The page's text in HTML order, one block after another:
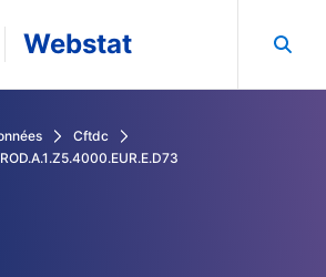
navigation
Webstat
Cftdc